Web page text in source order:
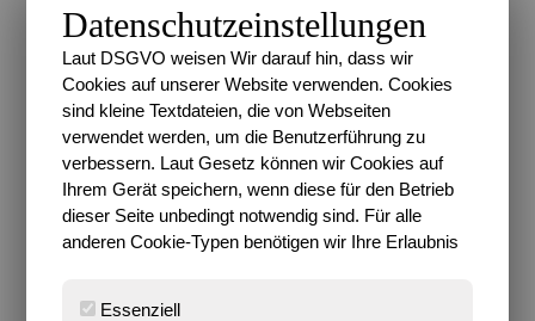
kleinen Sohn abends zusammen im Bett und nahm
mir die Zeit, um mit ihm ein schönes Buch zu lesen.
In letzter Zeit sind da wieder einige schöne neue
Exemplare dazu gekommen, so dass ich mir
überlegt habe, dass eine Kinderbuchwoche mal
wieder ganz schön wäre. Diese wird es übrigens
nächste Woche als kleinen Oster-Countdown geben.
Freut euch drauf, denn im Laufe dieser Woche heißt
es dann auch wieder “Heute ein Buch” und ich hab
Datenschutzeinstellungen
Laut DSGVO weisen Wir darauf hin, dass wir
Cookies auf unserer Website verwenden. Cookies
sind kleine Textdateien, die von Webseiten
verwendet werden, um die Benutzerführung zu
verbessern. Laut Gesetz können wir Cookies auf
Ihrem Gerät speichern, wenn diese für den Betrieb
dieser Seite unbedingt notwendig sind. Für alle
anderen Cookie-Typen benötigen wir Ihre Erlaubnis
Essenziell